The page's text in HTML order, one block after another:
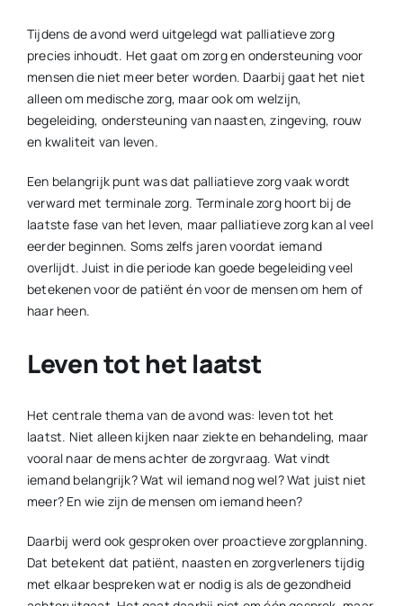
Tijdens de avond werd uitgelegd wat palliatieve zorg
precies inhoudt. Het gaat om zorg en ondersteuning voor
mensen die niet meer beter worden. Daarbij gaat het niet
alleen om medische zorg, maar ook om welzijn,
begeleiding, ondersteuning van naasten, zingeving, rouw
en kwaliteit van leven.
Een belangrijk punt was dat palliatieve zorg vaak wordt
verward met terminale zorg. Terminale zorg hoort bij de
laatste fase van het leven, maar palliatieve zorg kan al veel
eerder beginnen. Soms zelfs jaren voordat iemand
overlijdt. Juist in die periode kan goede begeleiding veel
betekenen voor de patiënt én voor de mensen om hem of
haar heen.
Leven tot het laatst
Het centrale thema van de avond was: leven tot het
laatst. Niet alleen kijken naar ziekte en behandeling, maar
vooral naar de mens achter de zorgvraag. Wat vindt
iemand belangrijk? Wat wil iemand nog wel? Wat juist niet
meer? En wie zijn de mensen om iemand heen?
Daarbij werd ook gesproken over proactieve zorgplanning.
Dat betekent dat patiënt, naasten en zorgverleners tijdig
met elkaar bespreken wat er nodig is als de gezondheid